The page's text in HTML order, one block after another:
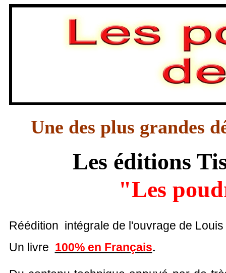
Une des plus grandes
Les éditions
"Les
Réédition intégrale de l'ouvrage de Louis
Un livre 100% en Français.